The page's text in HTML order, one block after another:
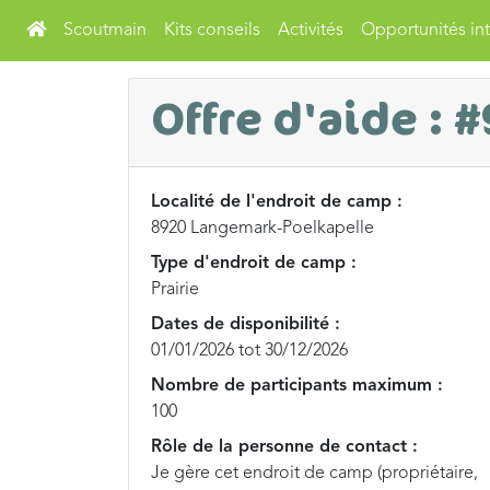
Scoutmain Kits conseils Activités Opportunités
Offre d'aide :
Localité de l'endroit de camp :
8920 Langemark-Poelkapelle
Type d'endroit de camp :
Prairie
Dates de disponibilité :
01/01/2026 tot 30/12/2026
Nombre de participants maximum :
100
Rôle de la personne de contact :
Je gère cet endroit de camp (propriétaire,